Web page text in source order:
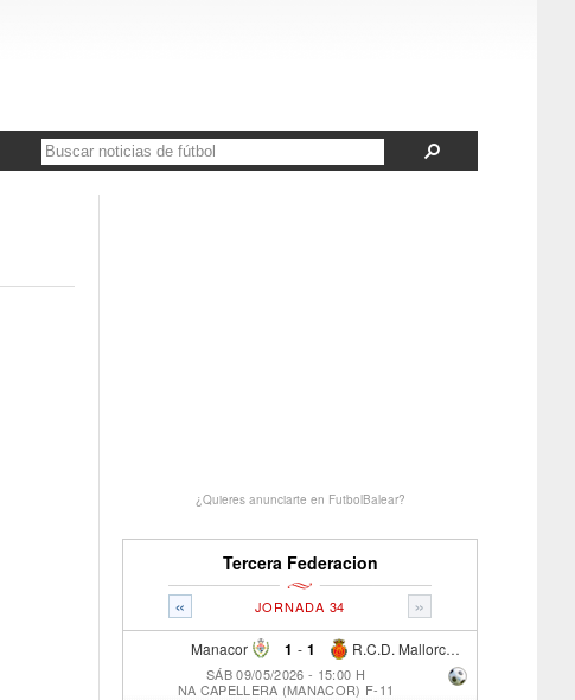
¿Quieres anunciarte en FutbolBalear?
Tercera Federacion
« »
JORNADA 34
Manacor 1 - R.C.D. Mallorca Sad "B"
1
SÁB 09/05/2026 - 15:00 H
NA CAPELLERA (MANACOR) F-11